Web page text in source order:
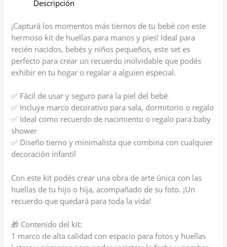
Descripción
¡Capturá los momentos más tiernos de tu bebé con este
hermoso kit de huellas para manos y pies! Ideal para
recién nacidos, bebés y niños pequeños, este set es
perfecto para crear un recuerdo inolvidable que podés
exhibir en tu hogar o regalar a alguien especial.
✅ Fácil de usar y seguro para la piel del bebé
✅ Incluye marco decorativo para sala, dormitorio o regalo
✅ Ideal como recuerdo de nacimiento o regalo para baby
shower
✅ Diseño tierno y minimalista que combina con cualquier
decoración infantil
Con este kit podés crear una obra de arte única con las
huellas de tu hijo o hija, acompañado de su foto. ¡Un
recuerdo que quedará para toda la vida!
🎁 Contenido del kit:
1 marco de alta calidad con espacio para fotos y huellas